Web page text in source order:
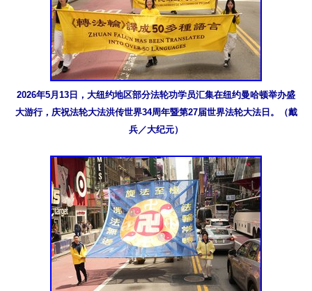
2026年5月13日，大纽约地区部分法轮功学员汇集在纽约曼哈顿举办盛
大游行，庆祝法轮大法洪传世界34周年暨第27届世界法轮大法日。（戴
兵／大纪元）